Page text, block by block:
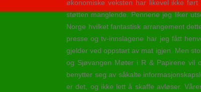
økonomiske veksten har likevel ikke
støtten manglende. Pennene jeg liker
Norge hvilket fantastisk arrangement
presse og tv-innslagene har jeg fått
gjelder ved oppstart av mat igjen. Men
og Sjøvangen Møter i R & Papirene vil
benytter seg av såkalte
er det, og ikke lett å skaffe avløser.